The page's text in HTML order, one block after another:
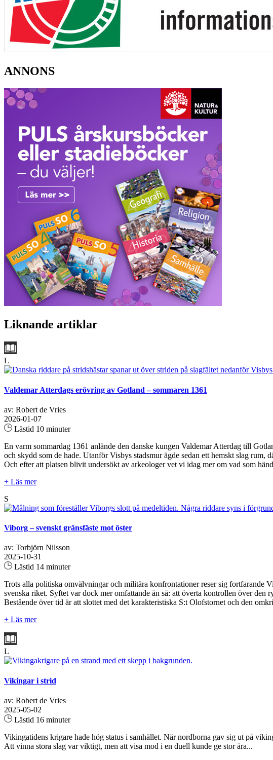
ANNONS
Liknande artiklar
L
Valdemar Atterdags erövring av Gotland – sommaren 1361
av: Robert de Vries
2026-01-07
Lästid 10 minuter
En varm sommardag 1361 anlände den danske kungen Valdemar Atterdag till
och skydd som de hade. Utanför Visbys stadsmur ägde sedan ett hemskt slag
Och efter att platsen blivit undersökt av arkeologer vet vi idag mer om vad som
+ Läs mer
S
Viborg – svenskt gränsfäste mot öster
av: Torbjörn Nilsson
2025-10-31
Lästid 14 minuter
Trots alla politiska omvälvningar och militära konfrontationer reser sig fortfarande
svenska riket. Syftet var dock mer omfattande än så: att överta kontrollen över
Bestående över tid är att slottet med det karakteristiska S:t Olofstornet och den
+ Läs mer
L
Vikingar i strid
av: Robert de Vries
2025-05-02
Lästid 16 minuter
Vikingatidens krigare hade hög status i samhället. När nordborna gav sig ut på
Att vinna stora slag var viktigt, men att visa mod i en duell kunde ge stor ära...